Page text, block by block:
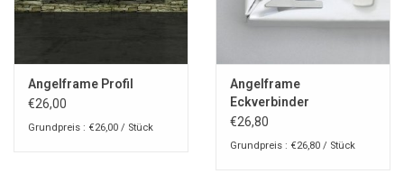
Angelframe Profil
€26,00
Grundpreis : €26,00 / Stück
Angelframe
Eckverbinder
€26,80
Grundpreis : €26,80 / Stück